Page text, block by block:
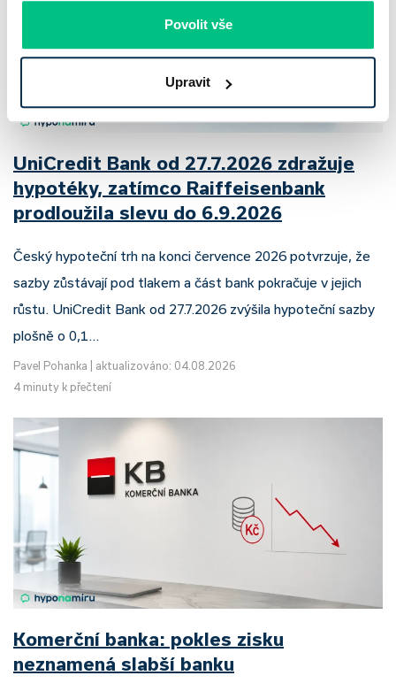
Povolit vše
Upravit
UniCredit Bank od 27.7.2026 zdražuje
hypotéky, zatímco Raiffeisenbank
prodloužila slevu do 6.9.2026
Český hypoteční trh na konci července 2026 potvrzuje, že
sazby zůstávají pod tlakem a část bank pokračuje v jejich
růstu. UniCredit Bank od 27.7.2026 zvýšila hypoteční sazby
plošně o 0,1…
Pavel Pohanka
aktualizováno: 04.08.2026
4 minuty k přečtení
Komerční banka: pokles zisku
neznamená slabší banku